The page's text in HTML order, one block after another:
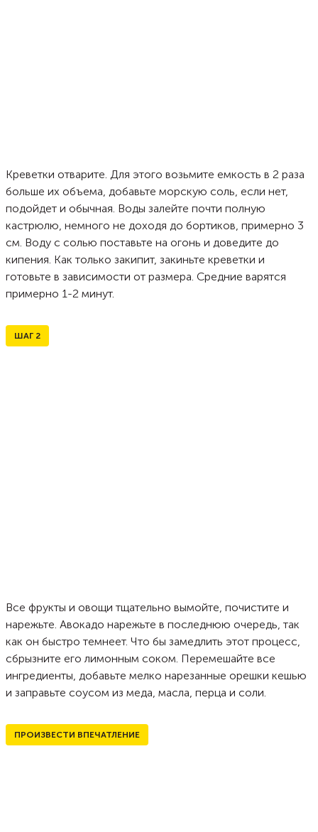
Креветки отварите. Для этого возьмите емкость в 2 раза
больше их объема, добавьте морскую соль, если нет,
подойдет и обычная. Воды залейте почти полную
кастрюлю, немного не доходя до бортиков, примерно 3
см. Воду с солью поставьте на огонь и доведите до
кипения. Как только закипит, закиньте креветки и
готовьте в зависимости от размера. Средние варятся
примерно 1-2 минут.
ШАГ 2
Все фрукты и овощи тщательно вымойте, почистите и
нарежьте. Авокадо нарежьте в последнюю очередь, так
как он быстро темнеет. Что бы замедлить этот процесс,
сбрызните его лимонным соком. Перемешайте все
ингредиенты, добавьте мелко нарезанные орешки кешью
и заправьте соусом из меда, масла, перца и соли.
ПРОИЗВЕСТИ ВПЕЧАТЛЕНИЕ